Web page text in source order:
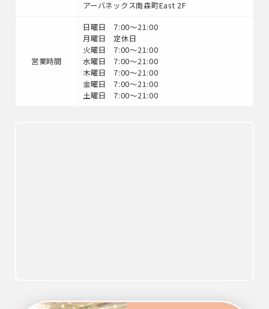
アーバネックス南森町East 2F
営業時間
日曜日 7:00～21:00
月曜日 定休日
火曜日 7:00～21:00
水曜日 7:00～21:00
木曜日 7:00～21:00
金曜日 7:00～21:00
土曜日 7:00～21:00